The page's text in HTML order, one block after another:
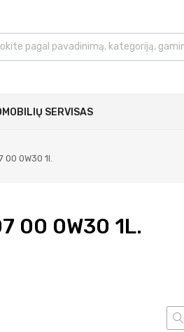
SERVISAS
00 0W30 1l.
00 0W30 1L.